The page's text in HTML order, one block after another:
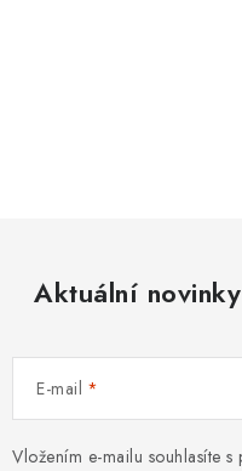
Aktuální
E-mail
Vložením e-mailu souhlasíte s